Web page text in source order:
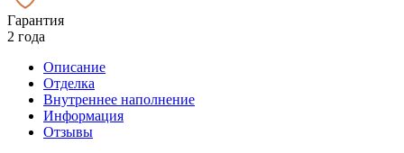
Гарантия
2 года
Описание
Отделка
Внутреннее наполнение
Информация
Отзывы